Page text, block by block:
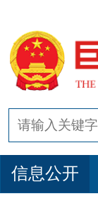
信息公开